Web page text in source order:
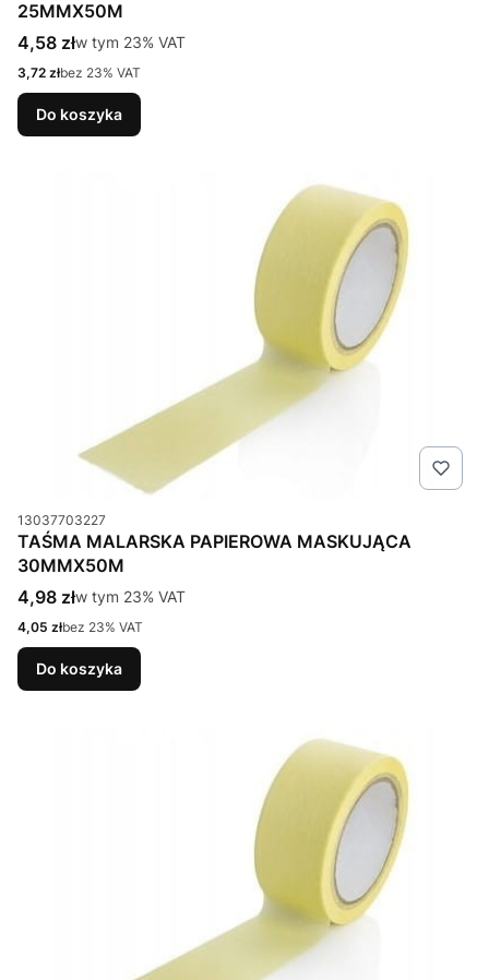
25MMX50M
Cena brutto
4,58 złw tym %s VAT
w tym 23% VAT
Cena netto
3,72 złbez 23% VAT
Do koszyka
Kod produktu
13037703227
TAŚMA MALARSKA PAPIEROWA MASKUJĄCA
30MMX50M
Cena brutto
4,98 złw tym %s VAT
w tym 23% VAT
Cena netto
4,05 złbez 23% VAT
Do koszyka